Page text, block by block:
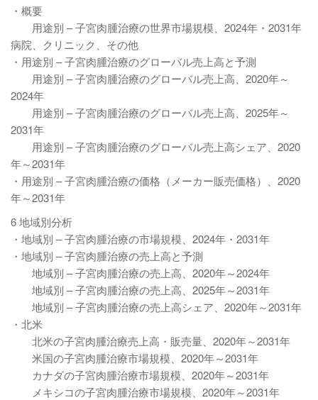
・概要
用途別 – 子宮肉腫治療の世界市場規模、2024年・2031年
病院、クリニック、その他
・用途別 – 子宮肉腫治療のグローバル売上高と予測
用途別 – 子宮肉腫治療のグローバル売上高、2020年～
2024年
用途別 – 子宮肉腫治療のグローバル売上高、2025年～
2031年
用途別 – 子宮肉腫治療のグローバル売上高シェア、2020
年～2031年
・用途別 – 子宮肉腫治療の価格（メーカー販売価格）、2020
年～2031年
6 地域別分析
・地域別 – 子宮肉腫治療の市場規模、2024年・2031年
・地域別 – 子宮肉腫治療の売上高と予測
地域別 – 子宮肉腫治療の売上高、2020年～2024年
地域別 – 子宮肉腫治療の売上高、2025年～2031年
地域別 – 子宮肉腫治療の売上高シェア、2020年～2031年
・北米
北米の子宮肉腫治療売上高・販売量、2020年～2031年
米国の子宮肉腫治療市場規模、2020年～2031年
カナダの子宮肉腫治療市場規模、2020年～2031年
メキシコの子宮肉腫治療市場規模、2020年～2031年